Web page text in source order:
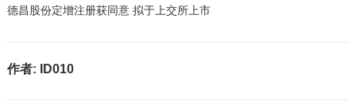
德昌股份定增注册获同意 拟于上交所上市
作者: ID010